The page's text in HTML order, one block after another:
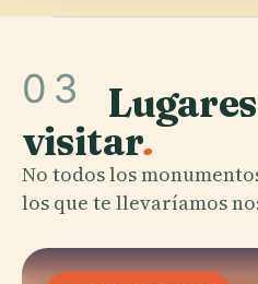
03
visitar.
No todos los
los que te llevaríamos